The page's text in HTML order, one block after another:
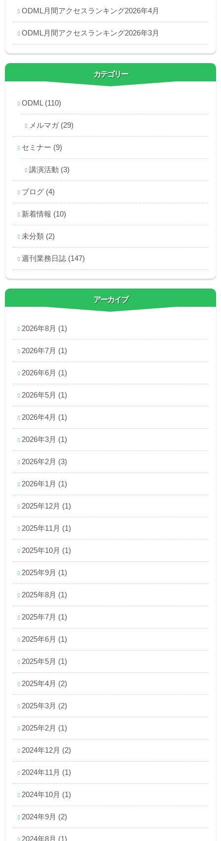
ODML月間アクセスランキング2026年4月
ODML月間アクセスランキング2026年3月
カテゴリー
ODML (110)
メルマガ (29)
セミナー (9)
講演活動 (3)
ブログ (4)
新着情報 (10)
未分類 (2)
週刊業務日誌 (147)
アーカイブ
2026年8月 (1)
2026年7月 (1)
2026年6月 (1)
2026年5月 (1)
2026年4月 (1)
2026年3月 (1)
2026年2月 (3)
2026年1月 (1)
2025年12月 (1)
2025年11月 (1)
2025年10月 (1)
2025年9月 (1)
2025年8月 (1)
2025年7月 (1)
2025年6月 (1)
2025年5月 (1)
2025年4月 (2)
2025年3月 (2)
2025年2月 (1)
2024年12月 (2)
2024年11月 (1)
2024年10月 (1)
2024年9月 (2)
2024年8月 (1)